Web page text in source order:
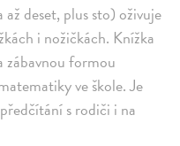
deset, plus sto) oživuje
i nožičkách. Knížka
zábavnou formou
ve škole. Je
s rodiči i na